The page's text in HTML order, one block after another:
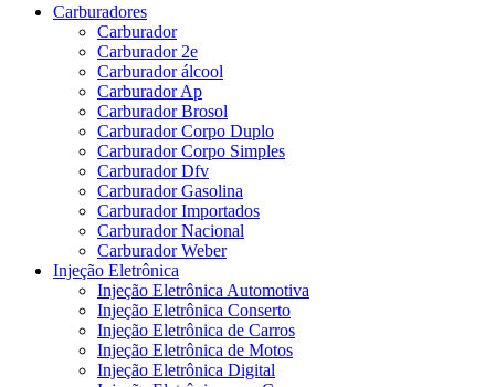
Carburadores
Carburador
Carburador 2e
Carburador álcool
Carburador Ap
Carburador Brosol
Carburador Corpo Duplo
Carburador Corpo Simples
Carburador Dfv
Carburador Gasolina
Carburador Importados
Carburador Nacional
Carburador Weber
Injeção Eletrônica
Injeção Eletrônica Automotiva
Injeção Eletrônica Conserto
Injeção Eletrônica de Carros
Injeção Eletrônica de Motos
Injeção Eletrônica Digital